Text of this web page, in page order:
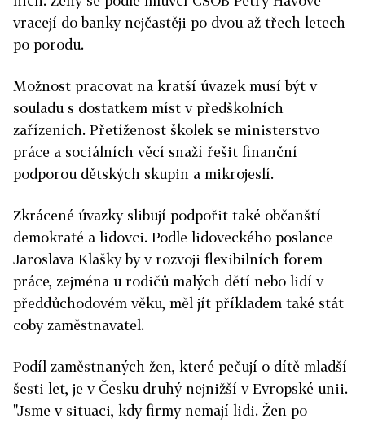
vracejí do banky nejčastěji po dvou až třech letech
po porodu.
Možnost pracovat na kratší úvazek musí být v
souladu s dostatkem míst v předškolních
zařízeních. Přetíženost školek se ministerstvo
práce a sociálních věcí snaží řešit finanční
podporou dětských skupin a mikrojeslí.
Zkrácené úvazky slibují podpořit také občanští
demokraté a lidovci. Podle lidoveckého poslance
Jaroslava Klašky by v rozvoji flexibilních forem
práce, zejména u rodičů malých dětí nebo lidí v
předdůchodovém věku, měl jít příkladem také stát
coby zaměstnavatel.
Podíl zaměstnaných žen, které pečují o dítě mladší
šesti let, je v Česku druhý nejnižší v Evropské unii.
"Jsme v situaci, kdy firmy nemají lidi. Žen po